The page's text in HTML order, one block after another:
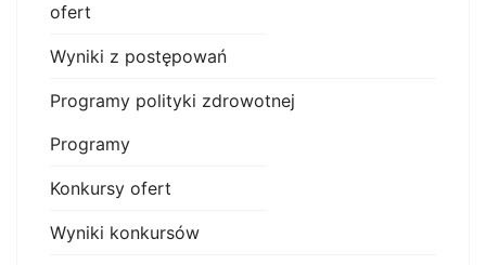
ofert
Wyniki z postępowań
Programy polityki zdrowotnej
Programy
Konkursy ofert
Wyniki konkursów